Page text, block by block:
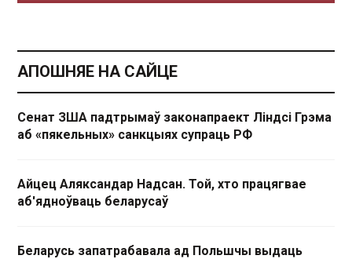
АПОШНЯЕ НА САЙЦЕ
Сенат ЗША падтрымаў законапраект Ліндсі Грэма
аб «пякельных» санкцыях супраць РФ
Айцец Аляксандар Надсан. Той, хто працягвае
аб'ядноўваць беларусаў
Беларусь запатрабавала ад Польшчы выдаць